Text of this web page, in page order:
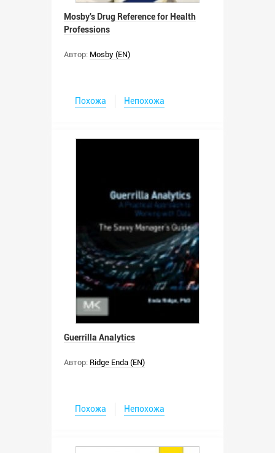
Mosby's Drug Reference for Health
Professions
Автор: Mosby (EN)
Похожа Непохожа
Guerrilla Analytics
Автор: Ridge Enda (EN)
Похожа Непохожа